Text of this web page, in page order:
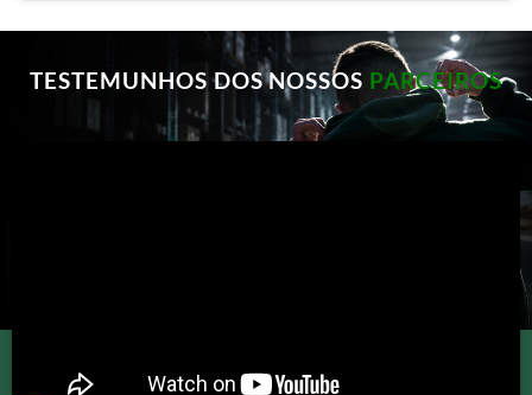
TESTEMUNHOS DOS NOSSOS PARCEIROS